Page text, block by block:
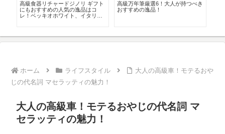
高級食器リチャードジノリ ギフト
にもおすすめの人気の逸品はコ
レ！ベッキオホワイト、イタリア
高級万年筆厳選6！大人が持つべき
おすすめの逸品！
ホーム ライフスタイル
大人の高級車！モテるおや
じの代名詞 マセラッティの魅力！
大人の高級車！モテるおやじの代名詞 マ
セラッティの魅力！